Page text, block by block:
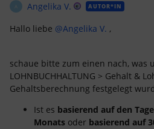
A Angelika V. AUTOR*IN
Hallo liebe @Angelika V. ,
schaue bitte zum einen nach, was
LOHNBUCHHALTUNG > Gehalt &
Gehaltsberechnung festgelegt
Ist es basierend auf den
Monats oder basierend auf